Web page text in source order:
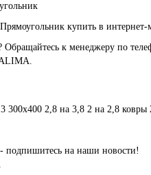
купить в
Обращайтесь к менеджеру по
300х400 2,8 на 3,8 2 на 2,8 ковры
подпишитесь на наши новости!